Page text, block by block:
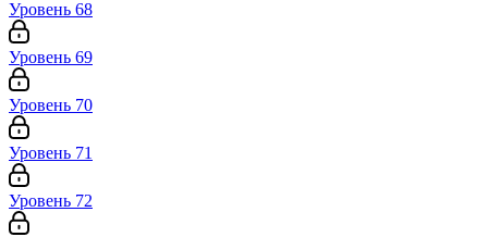
Уровень 68
Уровень 69
Уровень 70
Уровень 71
Уровень 72